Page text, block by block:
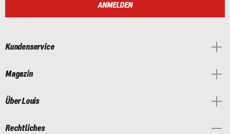
ANMELDEN
Kundenservice
Magazin
Über Louis
Rechtliches